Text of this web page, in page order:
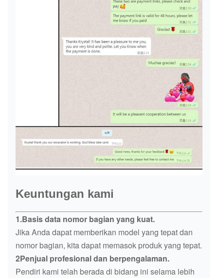
Keuntungan kami
1.Basis data nomor bagian yang kuat.
Jika Anda dapat memberikan model yang tepat dan
nomor bagian, kita dapat memasok produk yang tepat.
2Penjual profesional dan berpengalaman.
Pendiri kami telah berada di bidang ini selama lebih